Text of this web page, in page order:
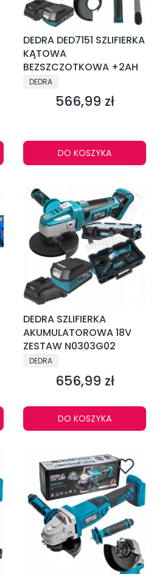
DEDRA DED7151 SZLIFIERKA
KĄTOWA
BEZSZCZOTKOWA +2AH
PRODUCENT
DEDRA
Cena
566,99 zł
DO KOSZYKA
DEDRA SZLIFIERKA
AKUMULATOROWA 18V
ZESTAW N0303G02
PRODUCENT
DEDRA
Cena
656,99 zł
DO KOSZYKA